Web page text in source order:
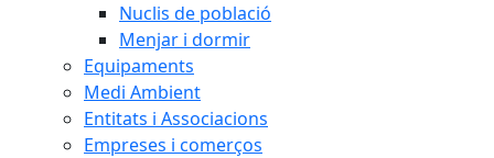
Nuclis de població
Menjar i dormir
Equipaments
Medi Ambient
Entitats i Associacions
Empreses i comerços